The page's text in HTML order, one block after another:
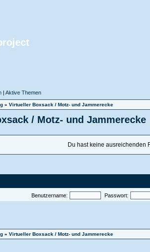
| Aktive Themen
» Virtueller Boxsack / Motz- und Jammerecke
/ Motz- und Jammerecke
Du hast keine ausreichenden
Benutzername: Passwort:
» Virtueller Boxsack / Motz- und Jammerecke